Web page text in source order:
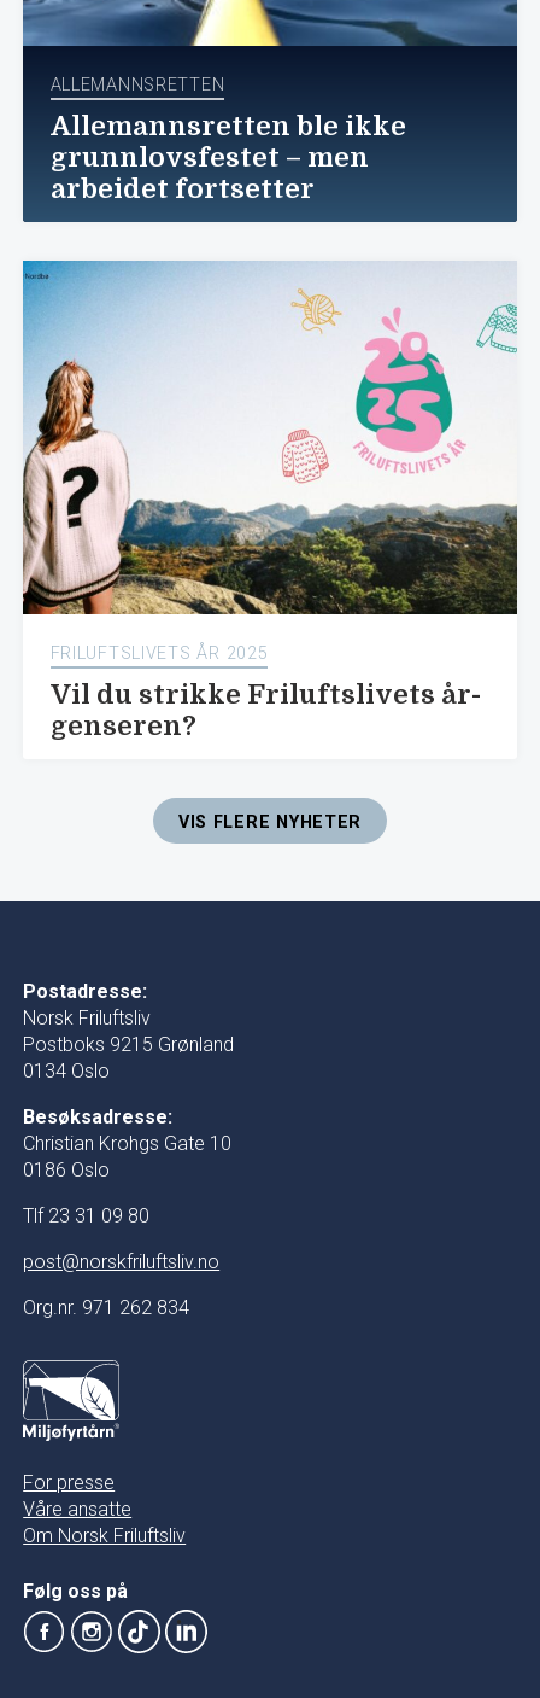
ALLEMANNSRETTEN
Allemannsretten ble ikke
grunnlovsfestet – men
arbeidet fortsetter
FRILUFTSLIVETS ÅR 2025
Vil du strikke Friluftslivets år-
genseren?
VIS FLERE NYHETER
Postadresse:
Norsk Friluftsliv
Postboks 9215 Grønland
0134 Oslo
Besøksadresse:
Christian Krohgs Gate 10
0186 Oslo
Tlf 23 31 09 80
post@norskfriluftsliv.no
Org.nr. 971 262 834
For presse
Våre ansatte
Om Norsk Friluftsliv
Følg oss på